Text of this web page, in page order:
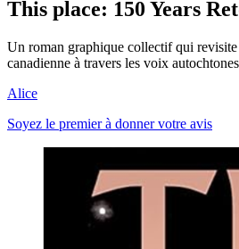
This place: 150 Years
Un roman graphique collectif qui revisite
canadienne à travers les voix autochtones
Alice
Soyez le premier à donner votre avis